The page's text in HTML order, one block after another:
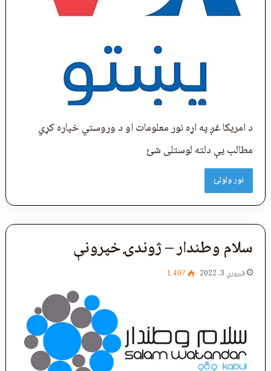
د امریکا غږ په اړه نور معلومات او د وروستي خپاره کړي
مطالب یې دلته لوستلی شئ
نور ولولئ
سلام وطندار – ژوندۍ خپرونې
فبروري 3, 2022 1،407